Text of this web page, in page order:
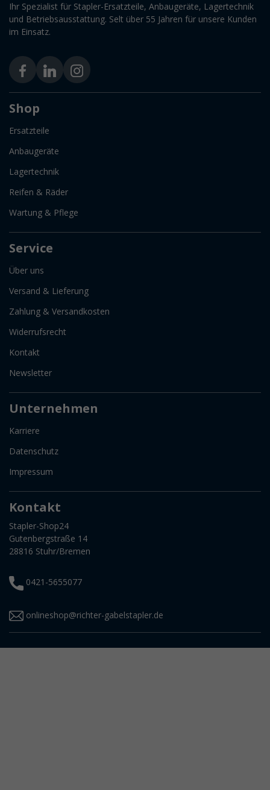
Ihr Spezialist für Stapler-Ersatzteile, Anbaugeräte, Lagertechnik
und Betriebsausstattung. Selt über 55 Jahren für unsere Kunden
im Einsatz.
Shop
Ersatzteile
Anbaugeräte
Lagertechnik
Reifen & Räder
Wartung & Pflege
Service
Über uns
Versand & Lieferung
Zahlung & Versandkosten
Widerrufsrecht
Kontakt
Newsletter
Unternehmen
Karriere
Datenschutz
Impressum
Kontakt
Stapler-Shop24
Gutenbergstraße 14
28816 Stuhr/Bremen
0421-5655077
onlineshop@richter-gabelstapler.de